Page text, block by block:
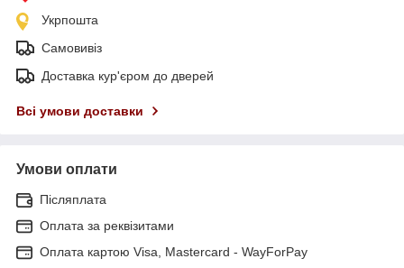
Укрпошта
Самовивіз
Доставка кур'єром до дверей
Всі умови доставки
Умови оплати
Післяплата
Оплата за реквізитами
Оплата картою Visa, Mastercard - WayForPay